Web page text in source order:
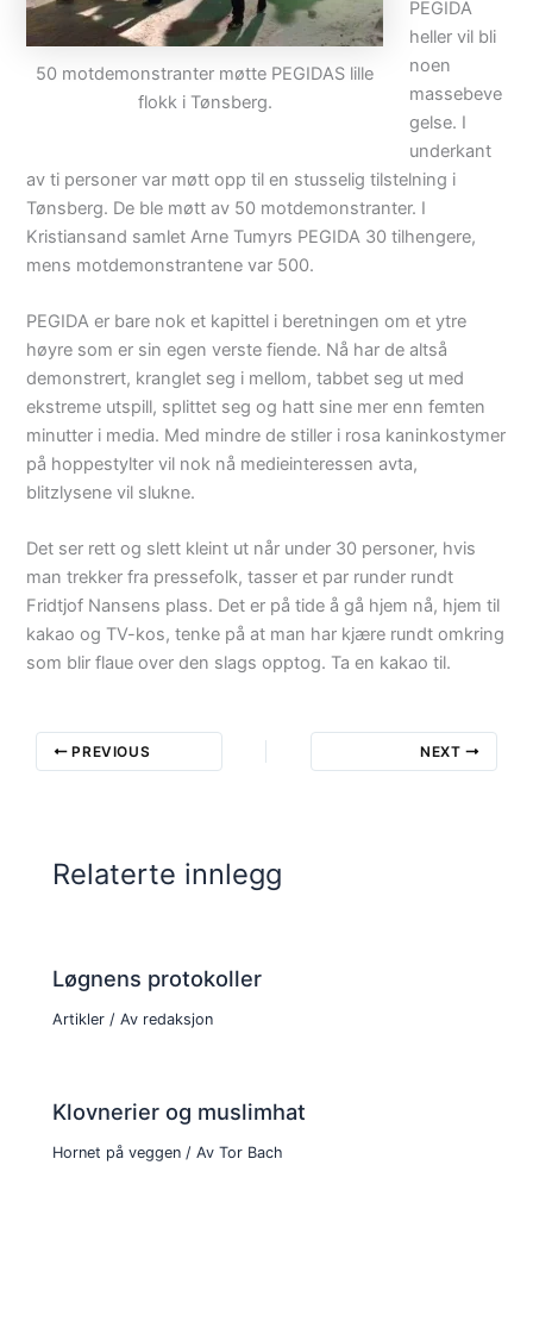
50 motdemonstranter møtte PEGIDAS lille
flokk i Tønsberg.
PEGIDA
heller vil bli
noen
massebeve
gelse. I
underkant
av ti personer var møtt opp til en stusselig tilstelning i
Tønsberg. De ble møtt av 50 motdemonstranter. I
Kristiansand samlet Arne Tumyrs PEGIDA 30 tilhengere,
mens motdemonstrantene var 500.
PEGIDA er bare nok et kapittel i beretningen om et ytre
høyre som er sin egen verste fiende. Nå har de altså
demonstrert, kranglet seg i mellom, tabbet seg ut med
ekstreme utspill, splittet seg og hatt sine mer enn femten
minutter i media. Med mindre de stiller i rosa kaninkostymer
på hoppestylter vil nok nå medieinteressen avta,
blitzlysene vil slukne.
Det ser rett og slett kleint ut når under 30 personer, hvis
man trekker fra pressefolk, tasser et par runder rundt
Fridtjof Nansens plass. Det er på tide å gå hjem nå, hjem til
kakao og TV-kos, tenke på at man har kjære rundt omkring
som blir flaue over den slags opptog. Ta en kakao til.
PREVIOUS NEXT
Relaterte innlegg
Løgnens protokoller
Artikler / Av redaksjon
Klovnerier og muslimhat
Hornet på veggen / Av Tor Bach